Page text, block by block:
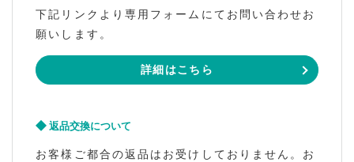
下記リンクより専用フォームにてお問い合わせお
願いします。
詳細はこちら
返品交換について
お客様ご都合の返品はお受けしておりません。お